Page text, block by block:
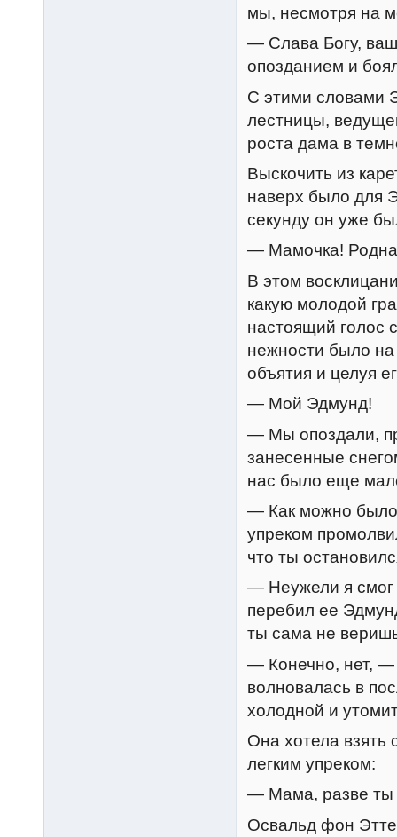
мы, несмотря на
— Слава Богу,
опозданием и
С этими словами
лестницы,
роста дама в
Выскочить из
наверх было для
секунду он уже
— Мамочка!
В этом
какую молодой
настоящий голос
нежности было на
объятия и целуя
— Мой Эдмунд!
— Мы опоздали,
занесенные
нас было еще
— Как можно
упреком
что ты
— Неужели я смог
перебил ее
ты сама не
— Конечно, нет, —
волновалась в
холодной и
Она хотела взять
легким упреком:
— Мама, разве ты
Освальд фон